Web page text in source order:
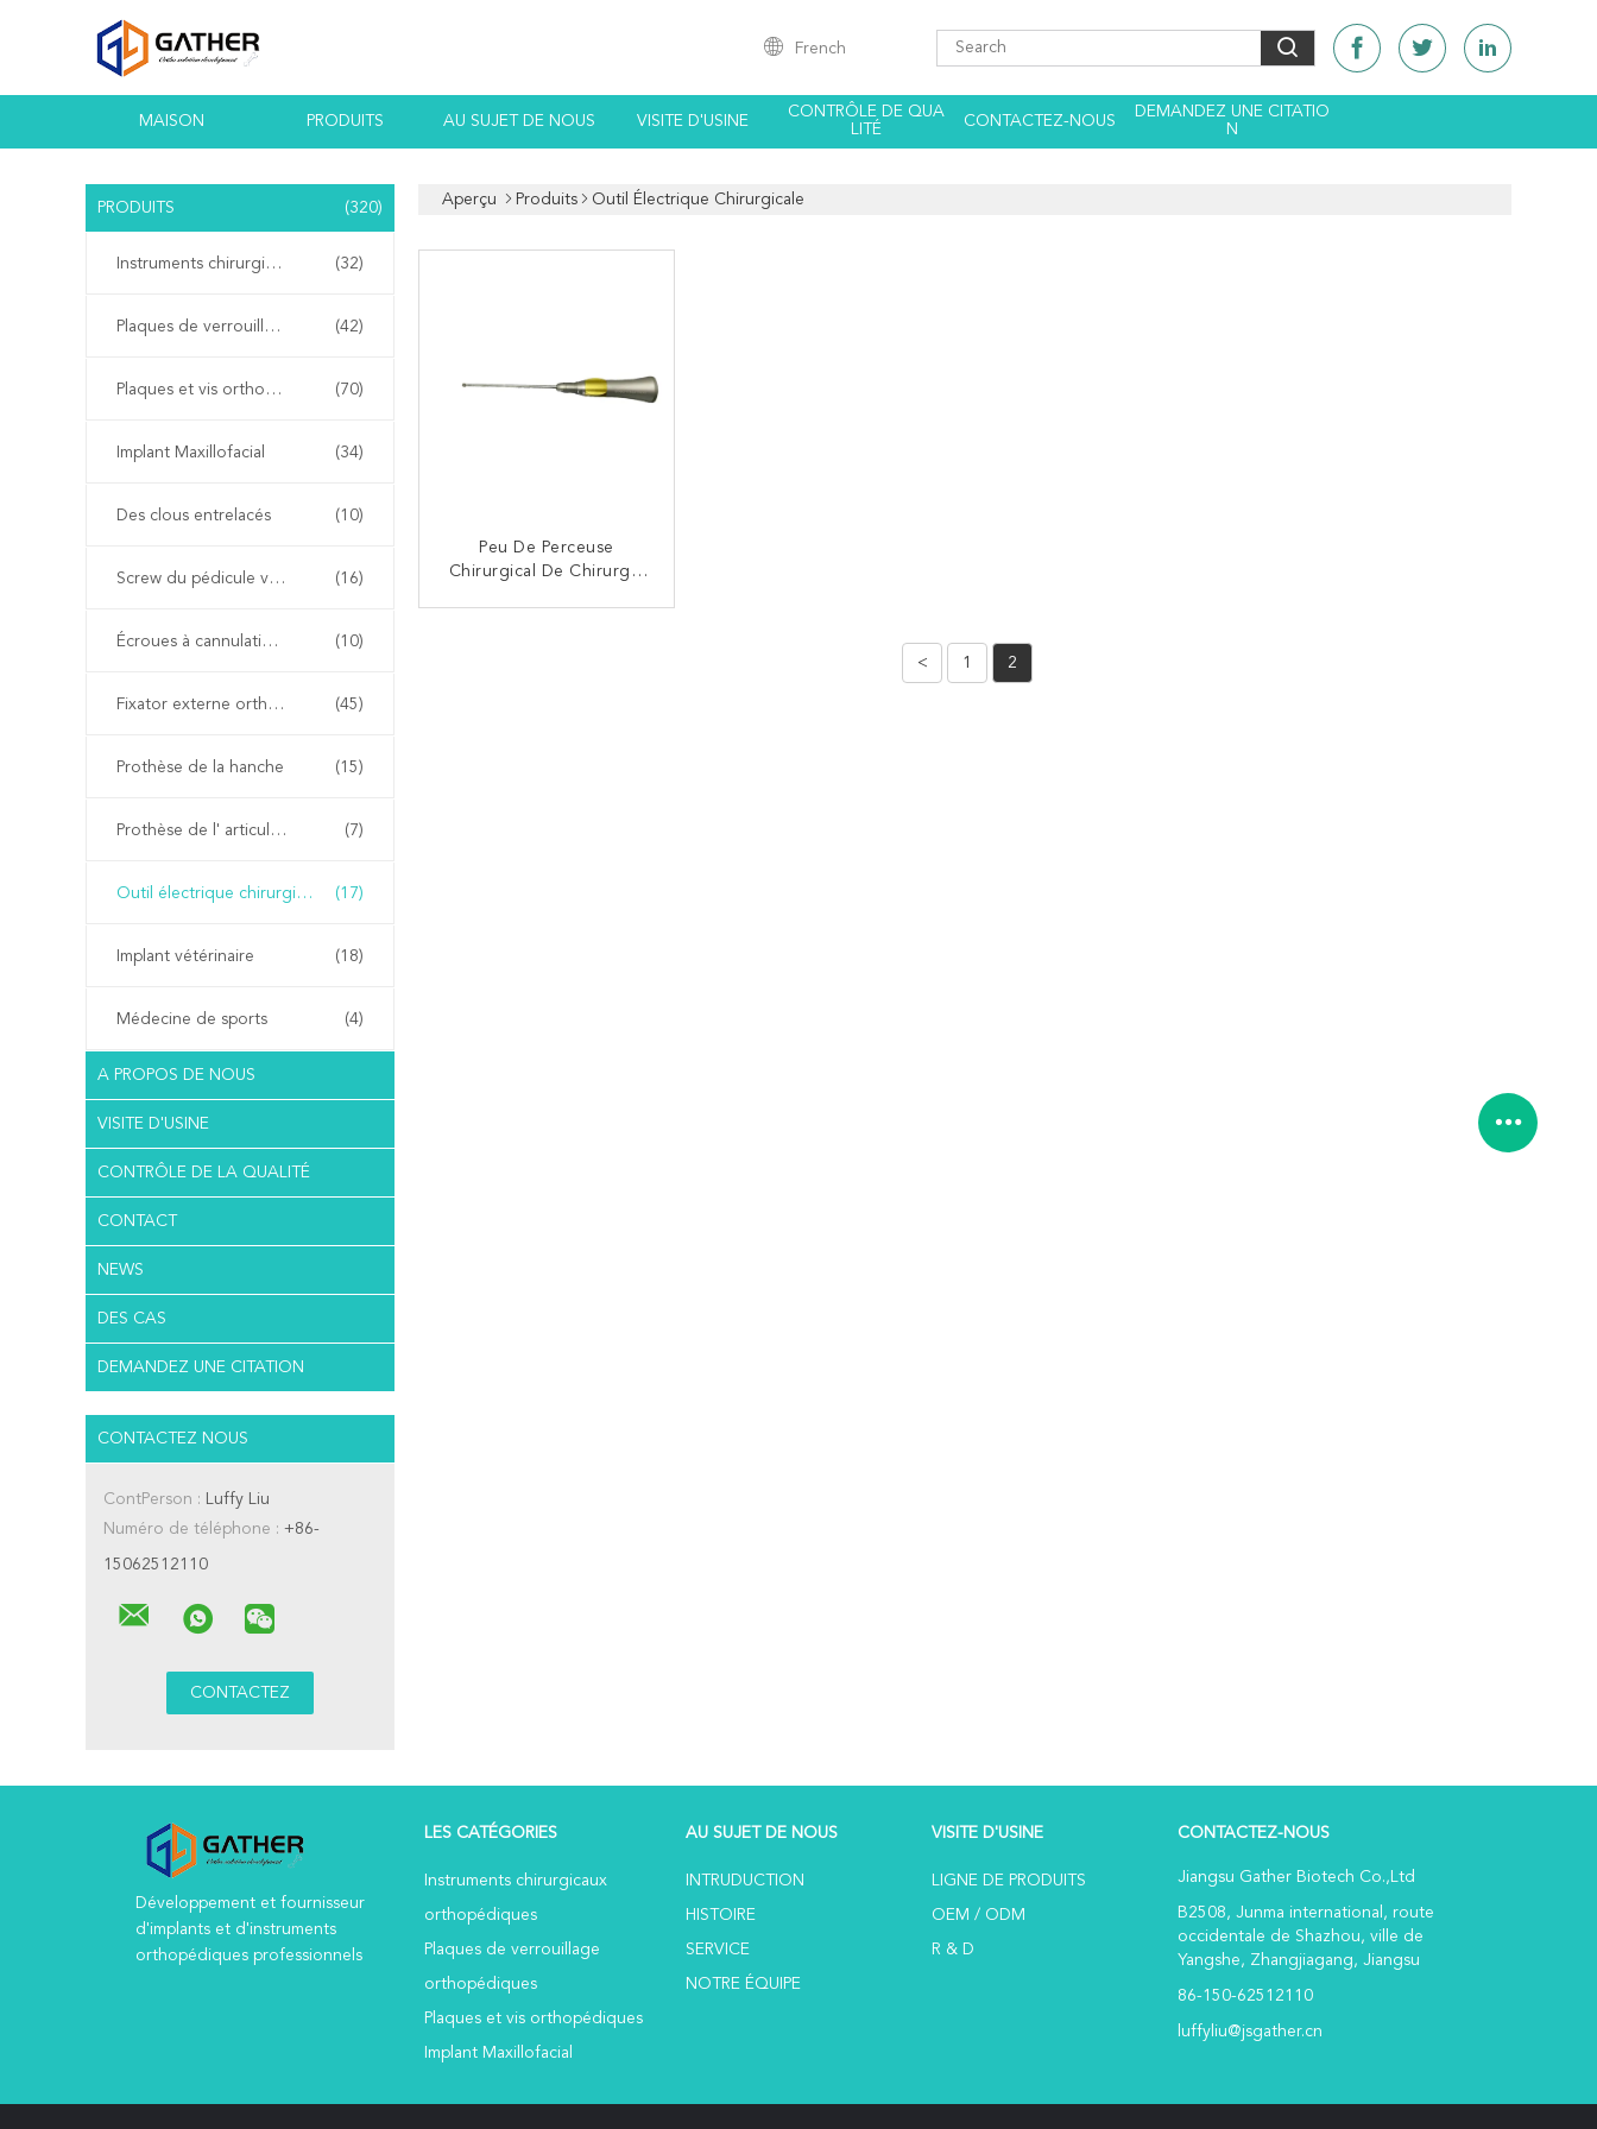
French
MAISON PRODUITS AU SUJET DE NOUS VISITE D'USINE
CONTRÔLE DE QUA
LITÉ
CONTACTEZ-NOUS
DEMANDEZ UNE CITATIO
N
PRODUITS (320)
Instruments chirurgicaux orthopédiques (32)
Plaques de verrouillage orthopédiques (42)
Plaques et vis orthopédiques (70)
Implant Maxillofacial (34)
Des clous entrelacés (10)
Screw du pédicule vertébral (16)
Écroues à cannulations orthopédiques (10)
Fixator externe orthopédique (45)
Prothèse de la hanche (15)
Prothèse de l' articulation du genou (7)
Outil électrique chirurgicale (17)
Implant vétérinaire (18)
Médecine de sports (4)
A PROPOS DE NOUS
VISITE D'USINE
CONTRÔLE DE LA QUALITÉ
CONTACT
NEWS
DES CAS
DEMANDEZ UNE CITATION
CONTACTEZ NOUS
ContPerson : Luffy Liu
Numéro de téléphone : +86-
15062512110
Aperçu Produits Outil Électrique Chirurgicale
Peu De Perceuse
Chirurgical De Chirurgie
< 1 2
Développement et fournisseur
d'implants et d'instruments
orthopédiques professionnels
LES CATÉGORIES
Instruments chirurgicaux
orthopédiques
Plaques de verrouillage
orthopédiques
Plaques et vis orthopédiques
Implant Maxillofacial
AU SUJET DE NOUS
INTRUDUCTION
HISTOIRE
SERVICE
NOTRE ÉQUIPE
VISITE D'USINE
LIGNE DE PRODUITS
OEM / ODM
R & D
CONTACTEZ-NOUS
Jiangsu Gather Biotech Co.,Ltd
B2508, Junma international, route
occidentale de Shazhou, ville de
Yangshe, Zhangjiagang, Jiangsu
86-150-62512110
luffyliu@jsgather.cn